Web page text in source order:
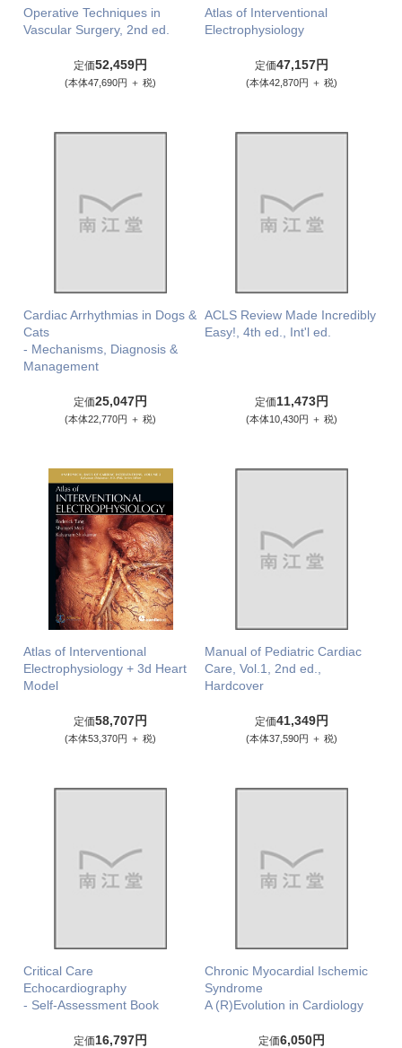
Operative Techniques in
Vascular Surgery, 2nd ed.
定価52,459円
(本体47,690円 ＋ 税)
Atlas of Interventional
Electrophysiology
定価47,157円
(本体42,870円 ＋ 税)
Cardiac Arrhythmias in Dogs &
Cats
- Mechanisms, Diagnosis &
Management
定価25,047円
(本体22,770円 ＋ 税)
ACLS Review Made Incredibly
Easy!, 4th ed., Int'l ed.
定価11,473円
(本体10,430円 ＋ 税)
Atlas of Interventional
Electrophysiology + 3d Heart
Model
定価58,707円
(本体53,370円 ＋ 税)
Manual of Pediatric Cardiac
Care, Vol.1, 2nd ed.,
Hardcover
定価41,349円
(本体37,590円 ＋ 税)
Critical Care
Echocardiography
- Self-Assessment Book
定価16,797円
Chronic Myocardial Ischemic
Syndrome
A (R)Evolution in Cardiology
定価6,050円